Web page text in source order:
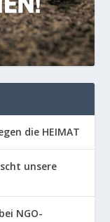
die HEIMAT
unsere
NGO-